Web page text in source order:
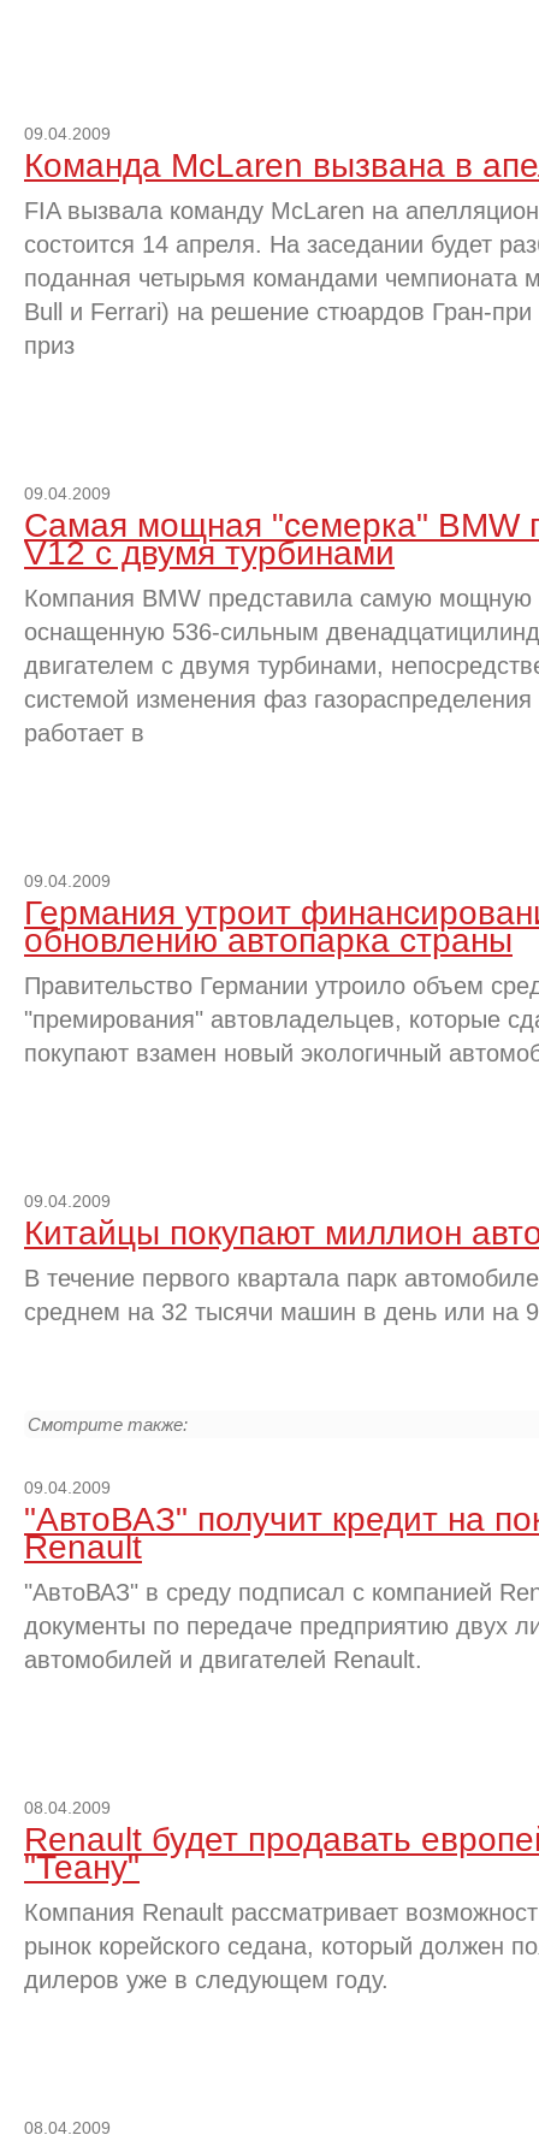
09.04.2009
Команда McLaren вызвана в
FIA вызвала команду McLaren на
состоится 14 апреля. На заседании будет
поданная четырьмя командами чемпионата
Bull и Ferrari) на решение стюардов Гран-
приз
09.04.2009
Самая мощная "семерка" BMW
V12 с двумя турбинами
Компания BMW представила самую мощную
оснащенную 536-сильным
двигателем с двумя турбинами,
системой изменения фаз
работает в
09.04.2009
Германия утроит
обновлению автопарка страны
Правительство Германии утроило объем
"премирования" автовладельцев, которые
покупают взамен новый экологичный
09.04.2009
Китайцы покупают миллион
В течение первого квартала парк
среднем на 32 тысячи машин в день или на
Смотрите также:
09.04.2009
"АвтоВАЗ" получит кредит на
Renault
"АвтоВАЗ" в среду подписал с компанией
документы по передаче предприятию двух
автомобилей и двигателей Renault.
08.04.2009
Renault будет продавать
"Теану"
Компания Renault рассматривает
рынок корейского седана, который должен
дилеров уже в следующем году.
08.04.2009